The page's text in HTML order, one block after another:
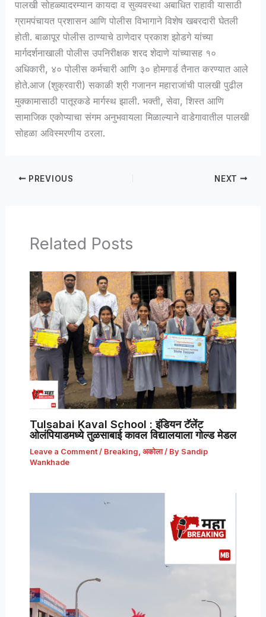
पालखी सोहळ्यादरम्यान कायदा व सुव्यवस्था अबाधित राहावी यासाठी
ग्रामपंचायत प्रशासन आणि पोलीस विभागाने विशेष खबरदारी घेतली
होती. बाळापूर पोलीस ठाण्याचे ठाणेदार प्रकाश झोडगे यांच्या
मार्गदर्शनाखाली पोलीस उपनिरीक्षक शरद शेदाणे यांच्यासह १०
अधिकारी, ४० पोलीस कर्मचारी आणि ३० होमगार्ड तैनात करण्यात आले
होते.आज (शुक्रवारी) सकाळी श्री गजानन महाराजांची पालखी पुढील
मुक्कामासाठी पातूरकडे मार्गस्थ झाली. भक्ती, सेवा, शिस्त आणि
सामाजिक एकोप्याचा संगम अनुभवायला मिळाल्याने वाडेगावातील पालखी
सोहळा अविस्मरणीय ठरला.
PREVIOUS NEXT
Related Posts
Tulsabai Kaval School : इंडियन टॅलेंट
ओलंपियाडमध्ये तुळसाबाई कावल विद्यालयाला गोल्ड मेडल
Leave a Comment / Breaking, अकोला/ By Sandip
Wankhade